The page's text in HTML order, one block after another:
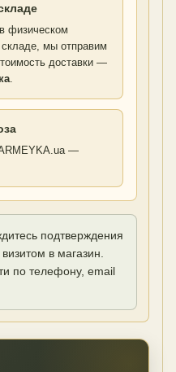
физическом
мы отправим
доставки —
—
подтверждения
в магазин.
по телефону, email